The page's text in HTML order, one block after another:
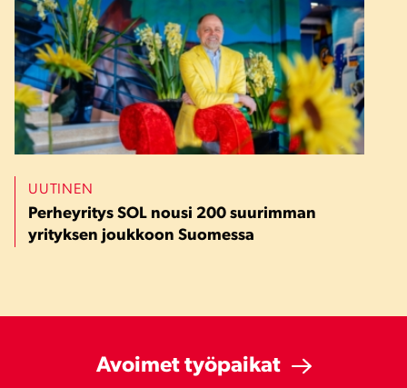
UUTINEN
Perheyritys SOL nousi 200 suurimman
yrityksen joukkoon Suomessa
Avoimet työpaikat